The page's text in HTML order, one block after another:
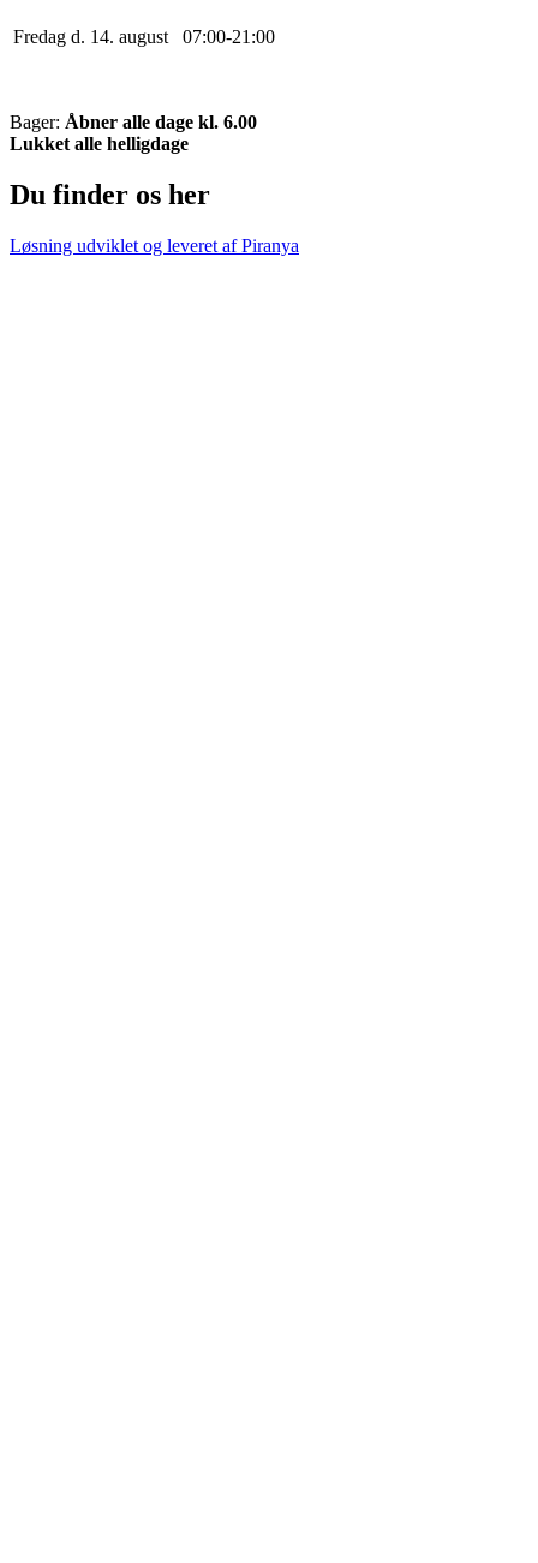
Fredag d. 14. august 07:00-21 :00
Bager: Åbner alle dage kl. 6.00
Lukket alle helligdage
Du finder os her
Løsning udviklet og leveret afPiranya